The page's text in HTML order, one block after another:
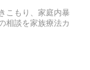
こもり、家庭内暴
相談を家族療法カ